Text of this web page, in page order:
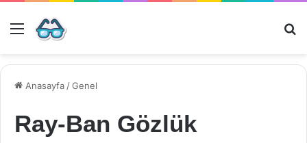
Menü
Anasayfa /Genel
Ray-Ban Gözlük